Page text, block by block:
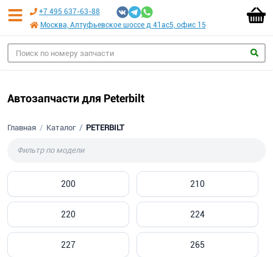
+7 495 637-63-88
Москва, Алтуфьевское шоссе д 41ас5, офис 15
Автозапчасти для Peterbilt
Главная Каталог PETERBILT
200 210
220 224
227 265